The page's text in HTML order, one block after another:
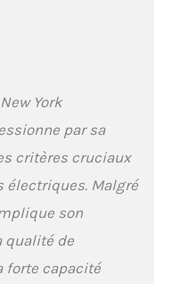
protège
polyvalente
York
par sa
critères cruciaux
électriques. Malgré
son
qualité de
forte capacité